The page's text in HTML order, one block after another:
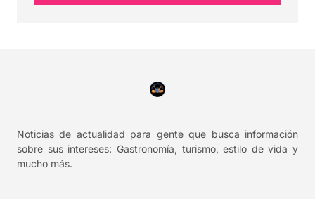
Noticias de actualidad para gente que busca información
sobre sus intereses: Gastronomía, turismo, estilo de vida y
mucho más.